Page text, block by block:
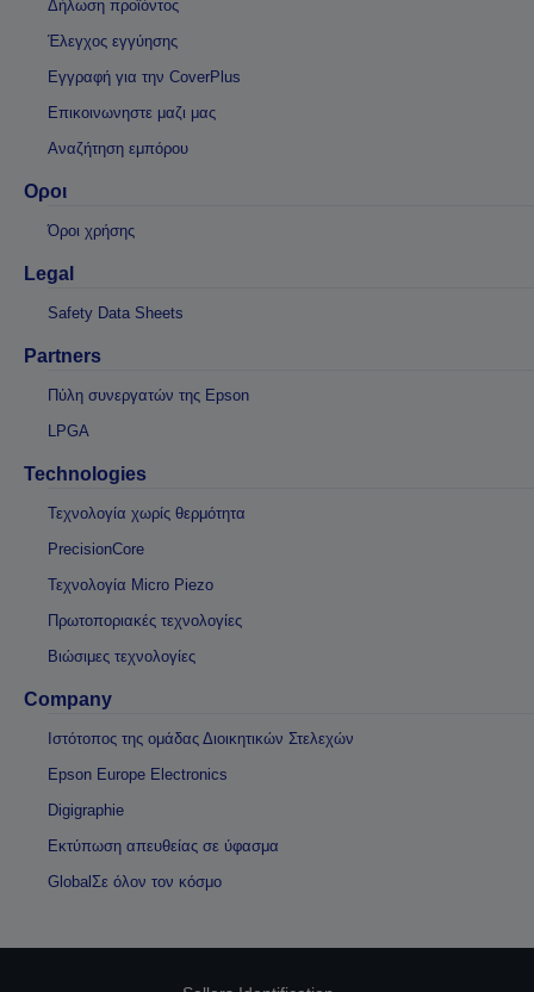
Δήλωση προϊόντος
Έλεγχος εγγύησης
Εγγραφή για την CoverPlus
Επικοινωνηστε μαζι μας
Αναζήτηση εμπόρου
Οροι
Όροι χρήσης
Legal
Safety Data Sheets
Partners
Πύλη συνεργατών της Epson
LPGA
Technologies
Τεχνολογία χωρίς θερμότητα
PrecisionCore
Τεχνολογία Micro Piezo
Πρωτοποριακές τεχνολογίες
Βιώσιμες τεχνολογίες
Company
Ιστότοπος της ομάδας Διοικητικών Στελεχών
Epson Europe Electronics
Digigraphie
Εκτύπωση απευθείας σε ύφασμα
GlobalΣε όλον τον κόσμο